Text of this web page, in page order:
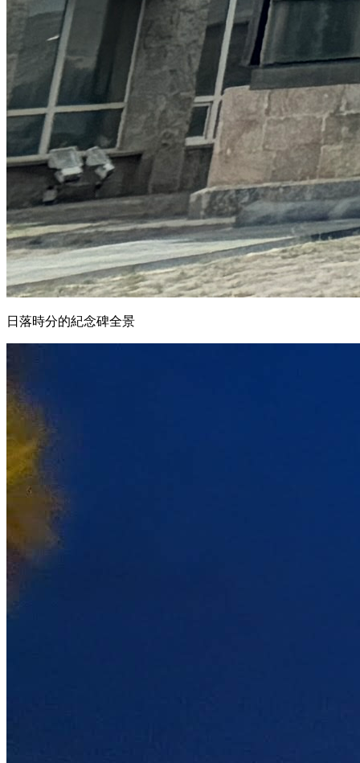
日落時分的紀念碑全景